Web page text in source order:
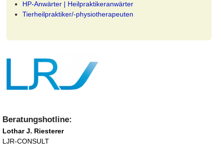
HP-Anwärter | Heilpraktikeranwärter
Tierheilpraktiker/-physiotherapeuten
Beratungshotline:
Lothar J. Riesterer
LJR-CONSULT